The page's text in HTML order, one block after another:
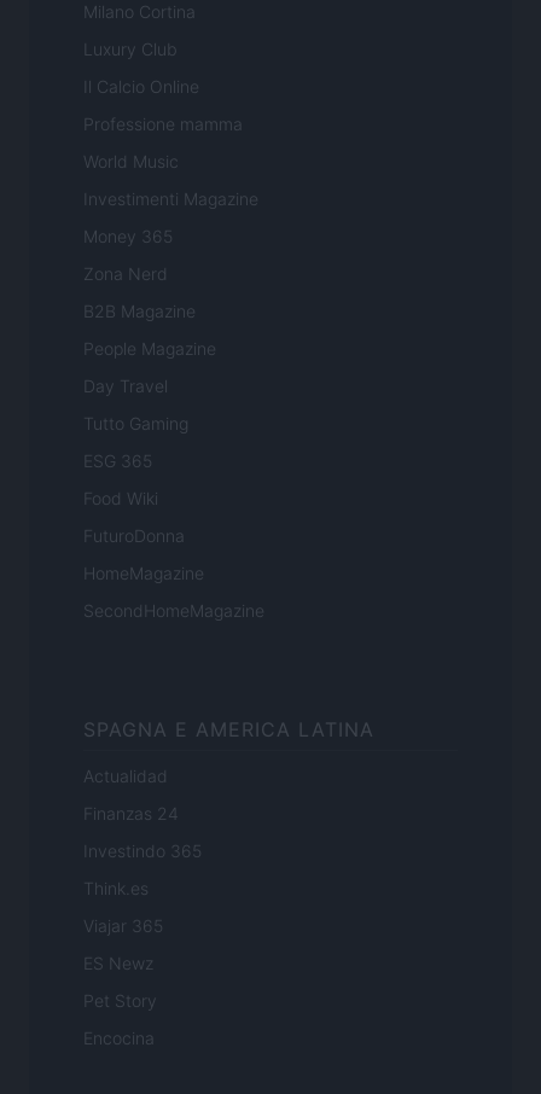
Milano Cortina
Luxury Club
Il Calcio Online
Professione mamma
World Music
Investimenti Magazine
Money 365
Zona Nerd
B2B Magazine
People Magazine
Day Travel
Tutto Gaming
ESG 365
Food Wiki
FuturoDonna
HomeMagazine
SecondHomeMagazine
SPAGNA E AMERICA LATINA
Actualidad
Finanzas 24
Investindo 365
Think.es
Viajar 365
ES Newz
Pet Story
Encocina